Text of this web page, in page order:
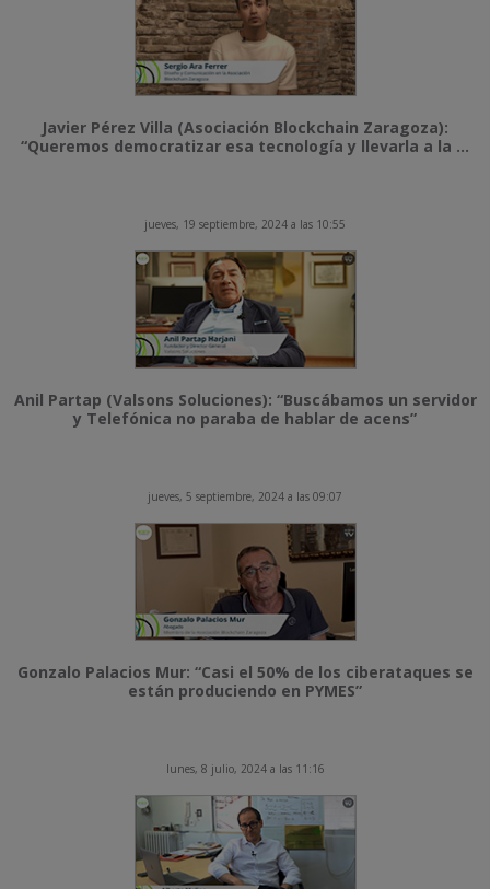
Javier Pérez Villa (Asociación Blockchain Zaragoza):
“Queremos democratizar esa tecnología y llevarla a la ...
jueves, 19 septiembre, 2024 a las 10:55
Anil Partap (Valsons Soluciones): “Buscábamos un servidor
y Telefónica no paraba de hablar de acens”
jueves, 5 septiembre, 2024 a las 09:07
Gonzalo Palacios Mur: “Casi el 50% de los ciberataques se
están produciendo en PYMES”
lunes, 8 julio, 2024 a las 11:16